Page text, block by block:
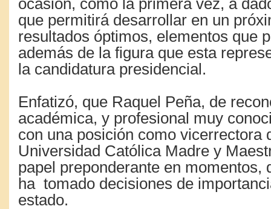
ocasión, como la primera vez, a
que permitirá desarrollar en un
resultados óptimos, elementos que
además de la figura que esta
la candidatura presidencial.
Enfatizó, que Raquel Peña, de
académica, y profesional muy
con una posición como vicerrectora
Universidad Católica Madre y
papel preponderante en momentos,
ha tomado decisiones de
estado.